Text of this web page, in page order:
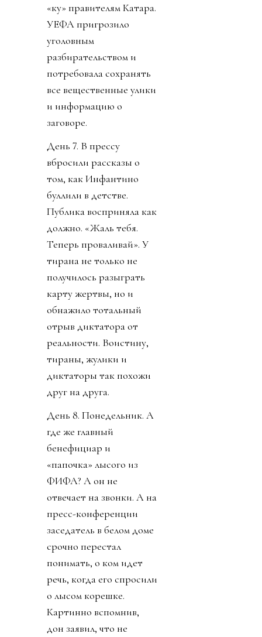
«ку» правителям Катара.
УЕФА пригрозило
уголовным
разбирательством и
потребовала сохранять
все вещественные улики
и информацию о
заговоре.
День 7. В прессу
вбросили рассказы о
том, как Инфантино
буллили в детстве.
Публика восприняла как
должно. «Жаль тебя.
Теперь проваливай». У
тирана не только не
получилось разыграть
карту жертвы, но и
обнажило тотальный
отрыв диктатора от
реальности. Воистину,
тираны, жулики и
диктаторы так похожи
друг на друга.
День 8. Понедельник. А
где же главный
бенефициар и
«папочка» лысого из
ФИФА? А он не
отвечает на звонки. А на
пресс-конференции
заседатель в белом доме
срочно перестал
понимать, о ком идет
речь, когда его спросили
о лысом корешке.
Картинно вспомнив,
дон заявил, что не